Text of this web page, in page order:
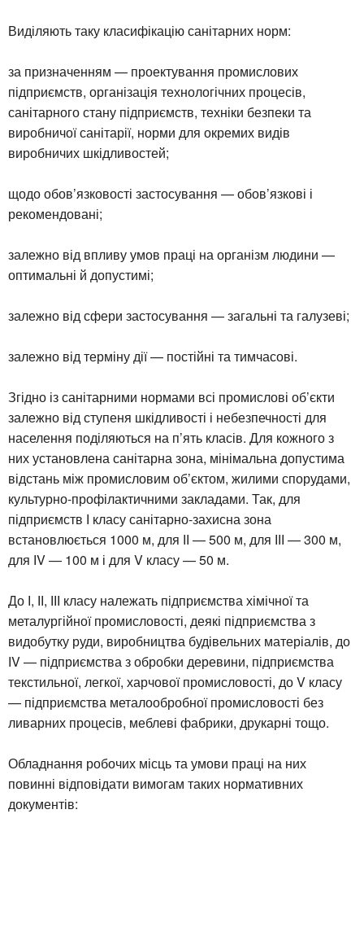
Виділяють таку класифікацію санітарних норм:
за призначенням — проектування промислових
підприємств, організація технологічних процесів,
санітарного стану підприємств, техніки безпеки та
виробничої санітарії, норми для окремих видів
виробничих шкідливостей;
щодо обов’язковості застосування — обов’язкові і
рекомендовані;
залежно від впливу умов праці на організм людини —
оптимальні й допустимі;
залежно від сфери застосування — загальні та галузеві;
залежно від терміну дії — постійні та тимчасові.
Згідно із санітарними нормами всі промислові об’єкти
залежно від ступеня шкідливості і небезпечності для
населення поділяються на п’ять класів. Для кожного з
них установлена санітарна зона, мінімальна допустима
відстань між промисловим об’єктом, жилими спорудами,
культурно-профілактичними закладами. Так, для
підприємств І класу санітарно-захисна зона
встановлюється 1000 м, для ІІ — 500 м, для ІІІ — 300 м,
для ІV — 100 м і для V класу — 50 м.
До І, ІІ, ІІІ класу належать підприємства хімічної та
металургійної промисловості, деякі підприємства з
видобутку руди, виробництва будівельних матеріалів, до
ІV — підприємства з обробки деревини, підприємства
текстильної, легкої, харчової промисловості, до V класу
— підприємства металообробної промисловості без
ливарних процесів, меблеві фабрики, друкарні тощо.
Обладнання робочих місць та умови праці на них
повинні відповідати вимогам таких нормативних
документів: